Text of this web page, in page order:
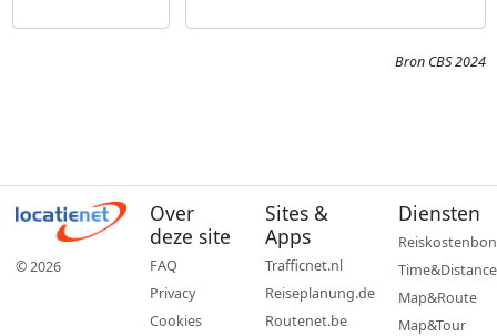
Bron CBS 2024
© 2026
Over
deze site
FAQ
Privacy
Cookies
Sites &
Apps
Trafficnet.nl
Reiseplanung.de
Routenet.be
Diensten
Reiskostenbon
Time&Distance
Map&Route
Map&Tour